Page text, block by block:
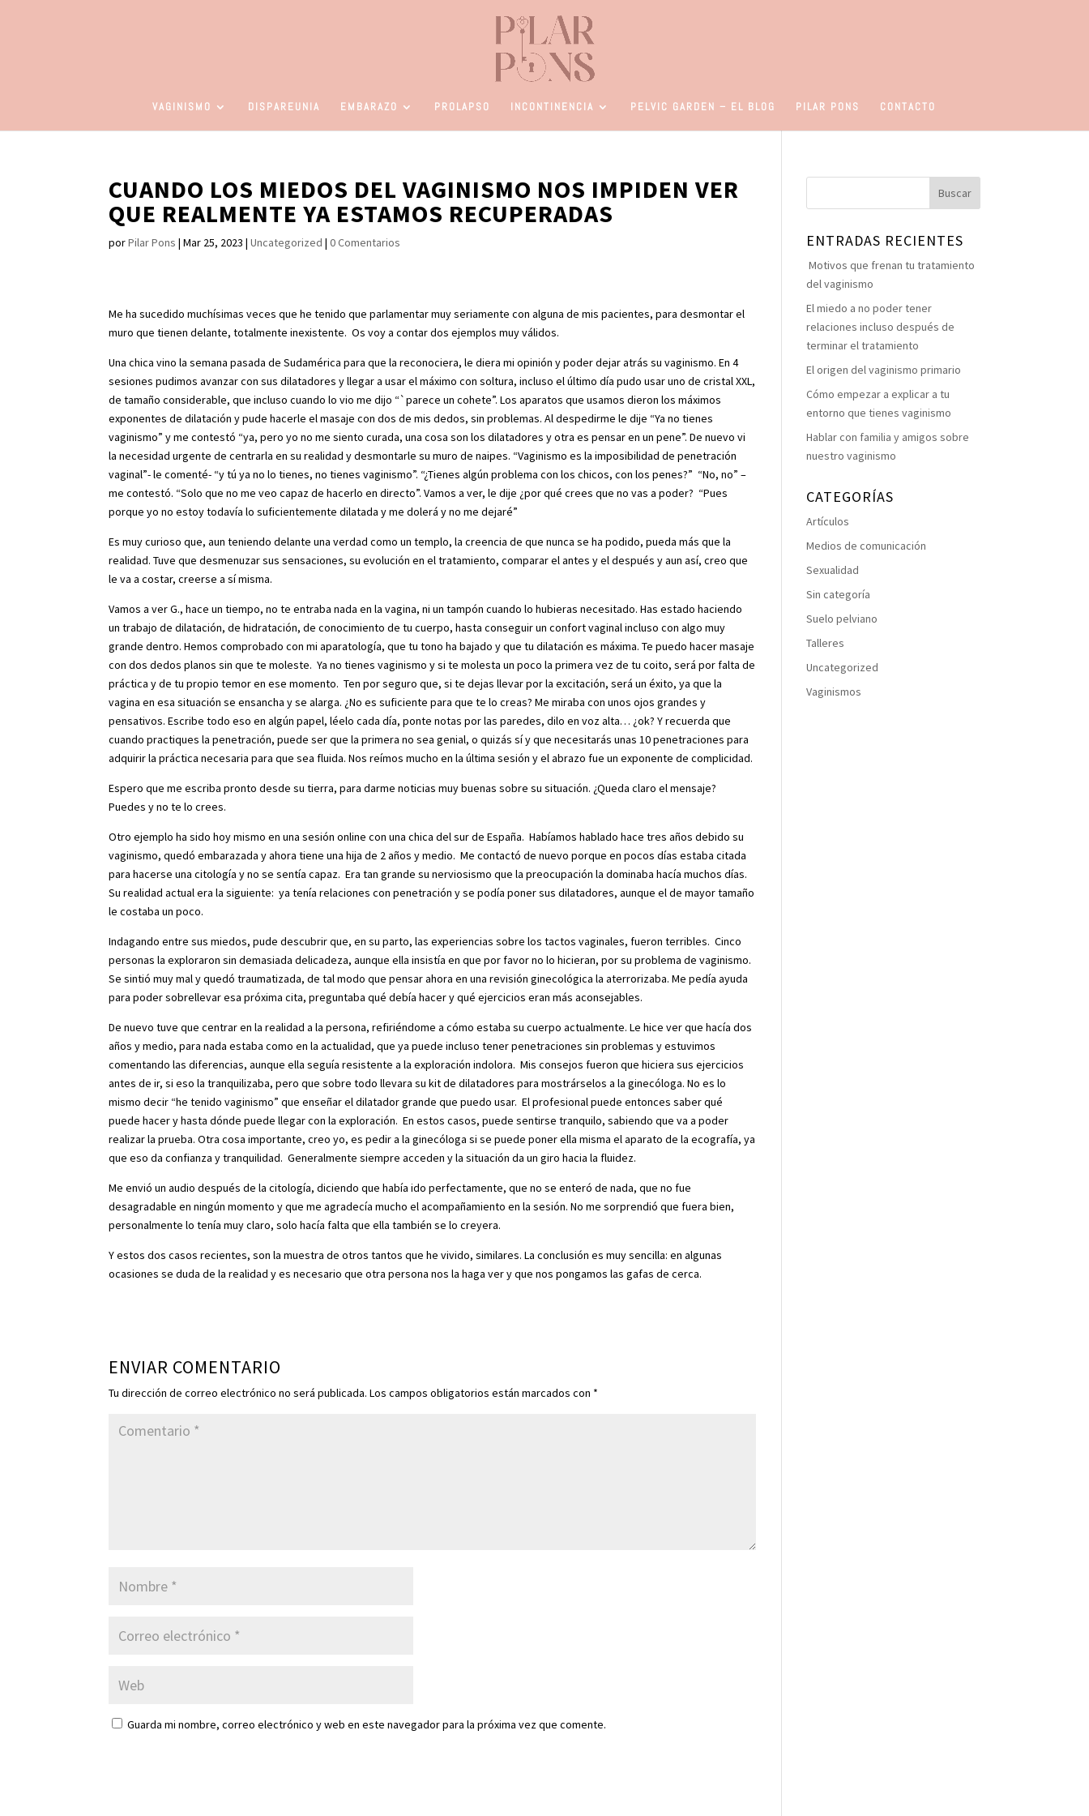
VAGINISMO DISPAREUNIA EMBARAZO PROLAPSO INCONTINENCIA PELVIC GARDEN – EL BLOG PILAR PONS CONTACTO
CUANDO LOS MIEDOS DEL VAGINISMO NOS IMPIDEN VER
QUE REALMENTE YA ESTAMOS RECUPERADAS
porPilar Pons |Mar 25, 2023 |Uncategorized |0 Comentarios
Me ha sucedido muchísimas veces que he tenido que parlamentar muy seriamente con alguna de mis pacientes, para desmontar el
muro que tienen delante, totalmente inexistente. Os voy a contar dos ejemplos muy válidos.
Una chica vino la semana pasada de Sudamérica para que la reconociera, le diera mi opinión y poder dejar atrás su vaginismo. En 4
sesiones pudimos avanzar con sus dilatadores y llegar a usar el máximo con soltura, incluso el último día pudo usar uno de cristal XXL,
de tamaño considerable, que incluso cuando lo vio me dijo “`parece un cohete”. Los aparatos que usamos dieron los máximos
exponentes de dilatación y pude hacerle el masaje con dos de mis dedos, sin problemas. Al despedirme le dije “Ya no tienes
vaginismo” y me contestó “ya, pero yo no me siento curada, una cosa son los dilatadores y otra es pensar en un pene”. De nuevo vi
la necesidad urgente de centrarla en su realidad y desmontarle su muro de naipes. “Vaginismo es la imposibilidad de penetración
vaginal”- le comenté- “y tú ya no lo tienes, no tienes vaginismo”. “¿Tienes algún problema con los chicos, con los penes?” “No, no” –
me contestó. “Solo que no me veo capaz de hacerlo en directo”. Vamos a ver, le dije ¿por qué crees que no vas a poder? “Pues
porque yo no estoy todavía lo suficientemente dilatada y me dolerá y no me dejaré”
Es muy curioso que, aun teniendo delante una verdad como un templo, la creencia de que nunca se ha podido, pueda más que la
realidad. Tuve que desmenuzar sus sensaciones, su evolución en el tratamiento, comparar el antes y el después y aun así, creo que
le va a costar, creerse a sí misma.
Vamos a ver G., hace un tiempo, no te entraba nada en la vagina, ni un tampón cuando lo hubieras necesitado. Has estado haciendo
un trabajo de dilatación, de hidratación, de conocimiento de tu cuerpo, hasta conseguir un confort vaginal incluso con algo muy
grande dentro. Hemos comprobado con mi aparatología, que tu tono ha bajado y que tu dilatación es máxima. Te puedo hacer masaje
con dos dedos planos sin que te moleste. Ya no tienes vaginismo y si te molesta un poco la primera vez de tu coito, será por falta de
práctica y de tu propio temor en ese momento. Ten por seguro que, si te dejas llevar por la excitación, será un éxito, ya que la
vagina en esa situación se ensancha y se alarga. ¿No es suficiente para que te lo creas? Me miraba con unos ojos grandes y
pensativos. Escribe todo eso en algún papel, léelo cada día, ponte notas por las paredes, dilo en voz alta… ¿ok? Y recuerda que
cuando practiques la penetración, puede ser que la primera no sea genial, o quizás sí y que necesitarás unas 10 penetraciones para
adquirir la práctica necesaria para que sea fluida. Nos reímos mucho en la última sesión y el abrazo fue un exponente de complicidad.
Espero que me escriba pronto desde su tierra, para darme noticias muy buenas sobre su situación. ¿Queda claro el mensaje?
Puedes y no te lo crees.
Otro ejemplo ha sido hoy mismo en una sesión online con una chica del sur de España. Habíamos hablado hace tres años debido su
vaginismo, quedó embarazada y ahora tiene una hija de 2 años y medio. Me contactó de nuevo porque en pocos días estaba citada
para hacerse una citología y no se sentía capaz. Era tan grande su nerviosismo que la preocupación la dominaba hacía muchos días.
Su realidad actual era la siguiente: ya tenía relaciones con penetración y se podía poner sus dilatadores, aunque el de mayor tamaño
le costaba un poco.
Indagando entre sus miedos, pude descubrir que, en su parto, las experiencias sobre los tactos vaginales, fueron terribles. Cinco
personas la exploraron sin demasiada delicadeza, aunque ella insistía en que por favor no lo hicieran, por su problema de vaginismo.
Se sintió muy mal y quedó traumatizada, de tal modo que pensar ahora en una revisión ginecológica la aterrorizaba. Me pedía ayuda
para poder sobrellevar esa próxima cita, preguntaba qué debía hacer y qué ejercicios eran más aconsejables.
De nuevo tuve que centrar en la realidad a la persona, refiriéndome a cómo estaba su cuerpo actualmente. Le hice ver que hacía dos
años y medio, para nada estaba como en la actualidad, que ya puede incluso tener penetraciones sin problemas y estuvimos
comentando las diferencias, aunque ella seguía resistente a la exploración indolora. Mis consejos fueron que hiciera sus ejercicios
antes de ir, si eso la tranquilizaba, pero que sobre todo llevara su kit de dilatadores para mostrárselos a la ginecóloga. No es lo
mismo decir “he tenido vaginismo” que enseñar el dilatador grande que puedo usar. El profesional puede entonces saber qué
puede hacer y hasta dónde puede llegar con la exploración. En estos casos, puede sentirse tranquilo, sabiendo que va a poder
realizar la prueba. Otra cosa importante, creo yo, es pedir a la ginecóloga si se puede poner ella misma el aparato de la ecografía, ya
que eso da confianza y tranquilidad. Generalmente siempre acceden y la situación da un giro hacia la fluidez.
Me envió un audio después de la citología, diciendo que había ido perfectamente, que no se enteró de nada, que no fue
desagradable en ningún momento y que me agradecía mucho el acompañamiento en la sesión. No me sorprendió que fuera bien,
personalmente lo tenía muy claro, solo hacía falta que ella también se lo creyera.
Y estos dos casos recientes, son la muestra de otros tantos que he vivido, similares. La conclusión es muy sencilla: en algunas
ocasiones se duda de la realidad y es necesario que otra persona nos la haga ver y que nos pongamos las gafas de cerca.
ENVIAR COMENTARIO
Tu dirección de correo electrónico no será publicada. Los campos obligatorios están marcados con *
Guarda mi nombre, correo electrónico y web en este navegador para la próxima vez que comente.
ENTRADAS RECIENTES
Motivos que frenan tu tratamiento
del vaginismo
El miedo a no poder tener
relaciones incluso después de
terminar el tratamiento
El origen del vaginismo primario
Cómo empezar a explicar a tu
entorno que tienes vaginismo
Hablar con familia y amigos sobre
nuestro vaginismo
CATEGORÍAS
Artículos
Medios de comunicación
Sexualidad
Sin categoría
Suelo pelviano
Talleres
Uncategorized
Vaginismos